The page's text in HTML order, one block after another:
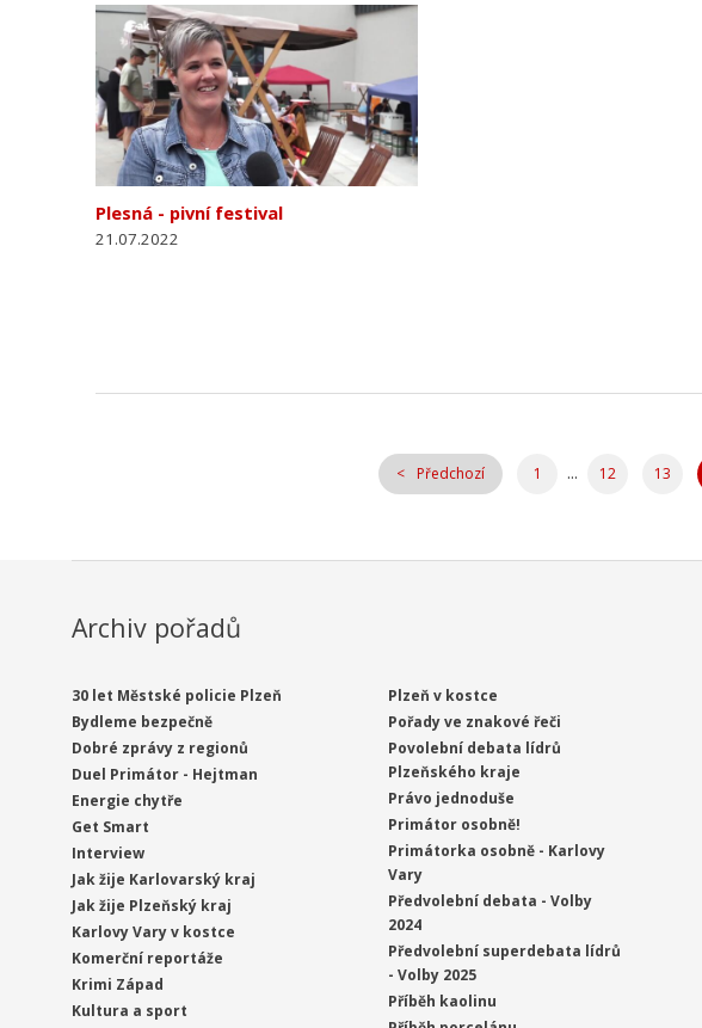
Plesná - pivní festival
21.07.2022
Předchozí 1 ... 12 13
Archiv pořadů
30 let Městské policie Plzeň
Bydleme bezpečně
Dobré zprávy z regionů
Duel Primátor - Hejtman
Energie chytře
Get Smart
Interview
Jak žije Karlovarský kraj
Jak žije Plzeňský kraj
Karlovy Vary v kostce
Komerční reportáže
Krimi Západ
Kultura a sport
Plzeň v kostce
Pořady ve znakové řeči
Povolební debata lídrů
Plzeňského kraje
Právo jednoduše
Primátor osobně!
Primátorka osobně - Karlovy
Vary
Předvolební debata - Volby
2024
Předvolební superdebata lídrů
- Volby 2025
Příběh kaolinu